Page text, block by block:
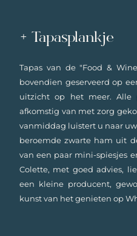
+ Tapasplankje
Tapas van de "Food &
bovendien geserveerd op
uitzicht op het meer. Alle
afkomstig van met zorg
vanmiddag luistert u naar
beroemde zwarte ham uit
van een paar mini-spiesjes
Colette, met goed advies,
een kleine producent,
kunst van het genieten op